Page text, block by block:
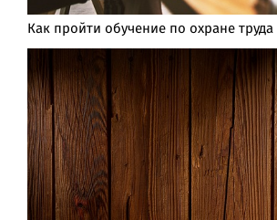
Как пройти обучение по охране труда